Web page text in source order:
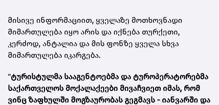
მისივე ინფორმაციით, ყველაზე მოთხოვნადი
მიმართულება იყო არის და იქნება თურქეთი,
კერძოდ, ანტალია და მის ფონზე ყველა სხვა
მიმართულება იკარგება.
"ტურისტულმა სააგენტოებმა და ტუროპერატორებმა
საქართველოს მოქალაქეები მივაჩვიეთ იმას, რომ
ვინც ზაფხულში მოგზაურობას გეგმავს - იანვარში და